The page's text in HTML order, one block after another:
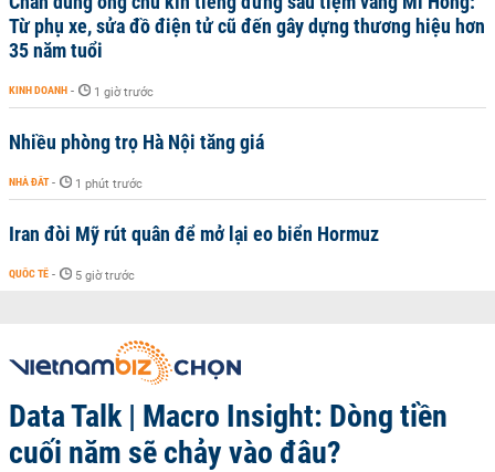
Từ phụ xe, sửa đồ điện tử cũ đến gây dựng thương hiệu hơn
35 năm tuổi
KINH DOANH - 1 giờ trước
Nhiều phòng trọ Hà Nội tăng giá
NHÀ ĐẤT - 1 phút trước
Iran đòi Mỹ rút quân để mở lại eo biển Hormuz
QUỐC TẾ - 5 giờ trước
Data Talk | Macro Insight: Dòng tiền
cuối năm sẽ chảy vào đâu?